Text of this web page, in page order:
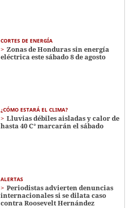
CORTES DE ENERGÍA
Zonas de Honduras sin energía
eléctrica este sábado 8 de agosto
¿CÓMO ESTARÁ EL CLIMA?
Lluvias débiles aisladas y calor de
hasta 40 C° marcarán el sábado
ALERTAS
Periodistas advierten denuncias
internacionales si se dilata caso
contra Roosevelt Hernández